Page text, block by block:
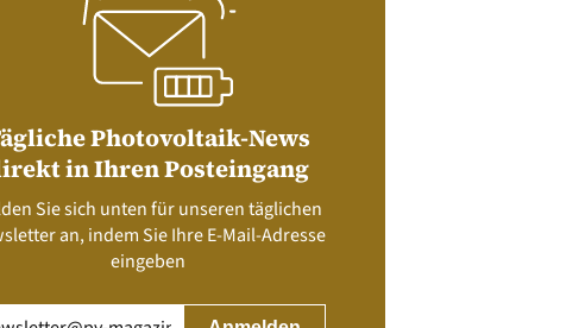
Photovoltaik-News
in Ihren Posteingang
Sie sich unten für unseren täglichen
an, indem Sie Ihre E-Mail-Adresse
eingeben
(erforderlich)